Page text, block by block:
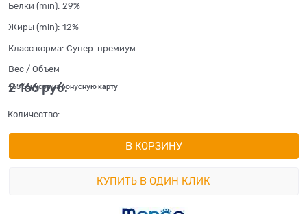
Белки (min): 29%
Жиры (min): 12%
Класс корма: Супер-премиум
Вес / Объем
2 166 руб.
+65 бонусов на бонусную карту
Количество:
В КОРЗИНУ
КУПИТЬ В ОДИН КЛИК